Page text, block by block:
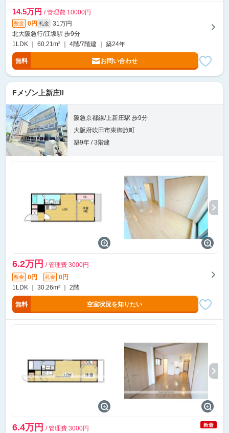
14.5万円 / 管理費 10000円
敷金 0円 礼金
31万円
北大阪急行/江坂駅 歩9分
1LDK ｜ 60.21m² ｜ 4階/7階建 ｜ 築24年
無料 お問い合わせ
Fメゾン上新庄II
阪急京都線/上新庄駅 歩9分
大阪府吹田市東御旅町
築9年 / 3階建
6.2万円 / 管理費 3000円
敷金 0円 礼金
0円
1LDK ｜ 30.26m² ｜ 2階
無料 空室状況を知りたい
6.4万円 / 管理費 3000円